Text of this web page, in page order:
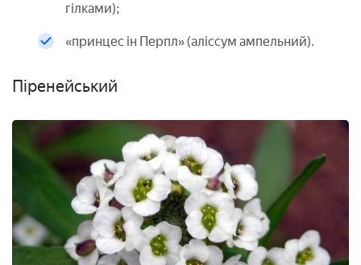
гілками);
«принцес ін Перпл» (аліссум ампельний).
Піренейський